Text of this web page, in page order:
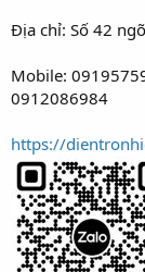
Địa chỉ: Số 42
Mobile:
0912086984
https://